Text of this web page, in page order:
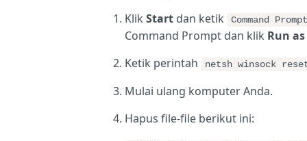
Klik Start dan ketik Command Prompt
Command Prompt dan klik Run
Ketik perintah
netsh winsock
Mulai ulang komputer Anda.
Hapus file-file berikut ini: